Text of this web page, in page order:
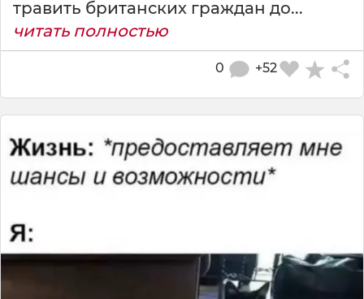
травить британских граждан до...
читать полностью
+52
0